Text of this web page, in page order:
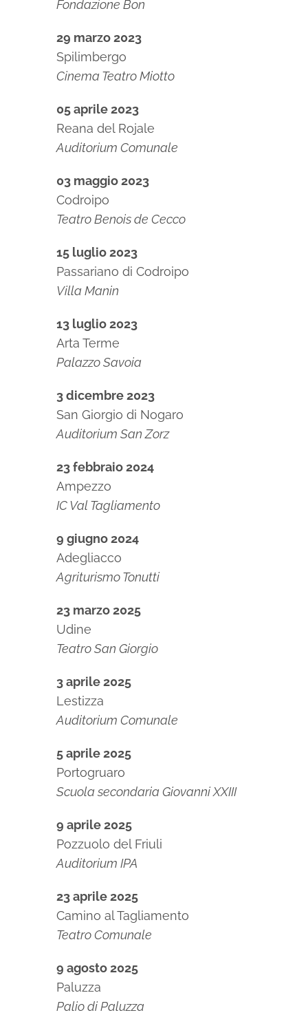
Fondazione Bon
29 marzo 2023
Spilimbergo
Cinema Teatro Miotto
05 aprile 2023
Reana del Rojale
Auditorium Comunale
03 maggio 2023
Codroipo
Teatro Benois de Cecco
15 luglio 2023
Passariano di Codroipo
Villa Manin
13 luglio 2023
Arta Terme
Palazzo Savoia
3 dicembre 2023
San Giorgio di Nogaro
Auditorium San Zorz
23 febbraio 2024
Ampezzo
IC Val Tagliamento
9 giugno 2024
Adegliacco
Agriturismo Tonutti
23 marzo 2025
Udine
Teatro San Giorgio
3 aprile 2025
Lestizza
Auditorium Comunale
5 aprile 2025
Portogruaro
Scuola secondaria Giovanni XXIII
9 aprile 2025
Pozzuolo del Friuli
Auditorium IPA
23 aprile 2025
Camino al Tagliamento
Teatro Comunale
9 agosto 2025
Paluzza
Palio di Paluzza